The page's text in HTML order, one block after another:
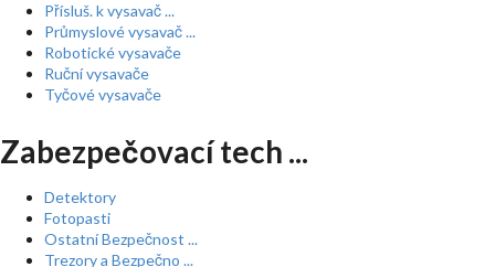
Přísluš. k vysavač ...
Průmyslové vysavač ...
Robotické vysavače
Ruční vysavače
Tyčové vysavače
Zabezpečovací tech ...
Detektory
Fotopasti
Ostatní Bezpečnost ...
Trezory a Bezpečno ...